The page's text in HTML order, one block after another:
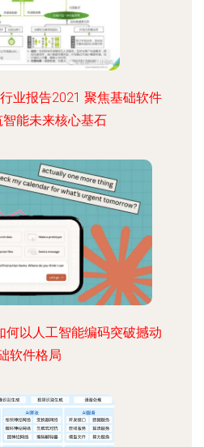
业报告2021 聚焦基础软件
能未来核心基石
何以人工智能编码突破撼动
软件格局